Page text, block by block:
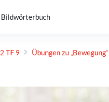
Bildwörterbuch
2 TF 9 Übungen zu „Bewegung“